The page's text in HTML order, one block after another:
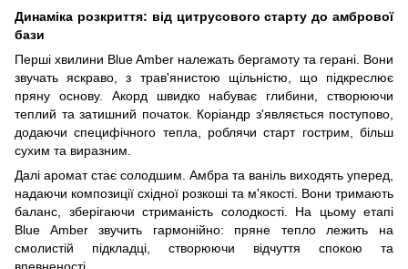
Динаміка розкриття: від цитрусового старту до амбрової
бази
Перші хвилини Blue Amber належать бергамоту та герані. Вони
звучать яскраво, з трав'янистою щільністю, що підкреслює
пряну основу. Акорд швидко набуває глибини, створюючи
теплий та затишний початок. Коріандр з'являється поступово,
додаючи специфічного тепла, роблячи старт гострим, більш
сухим та виразним.
Далі аромат стає солодшим. Амбра та ваніль виходять уперед,
надаючи композиції східної розкоші та м'якості. Вони тримають
баланс, зберігаючи стриманість солодкості. На цьому етапі
Blue Amber звучить гармонійно: пряне тепло лежить на
смолистій підкладці, створюючи відчуття спокою та